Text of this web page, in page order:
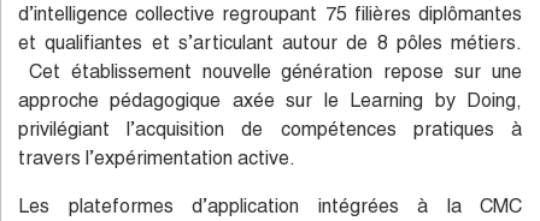
d’intelligence collective regroupant 75 filières diplômantes
et qualifiantes et s’articulant autour de 8 pôles métiers.
Cet établissement nouvelle génération repose sur une
approche pédagogique axée sur le Learning by Doing,
privilégiant l’acquisition de compétences pratiques à
travers l’expérimentation active.
Les plateformes d’application intégrées à la CMC